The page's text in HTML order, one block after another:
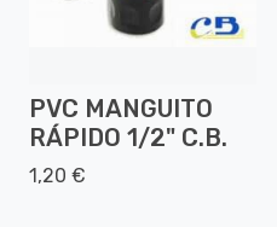
PVC MANGUITO
RÁPIDO 1/2" C.B.
1,20 €